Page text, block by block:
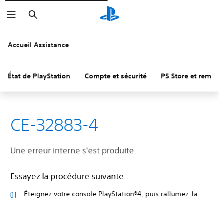
Rechercher
Accueil Assistance
État de PlayStation Compte et sécurité PS Store et
CE-32883-4
Une erreur interne s'est produite.
Essayez la procédure suivante :
Éteignez votre console PlayStation®4, puis rallumez-la.